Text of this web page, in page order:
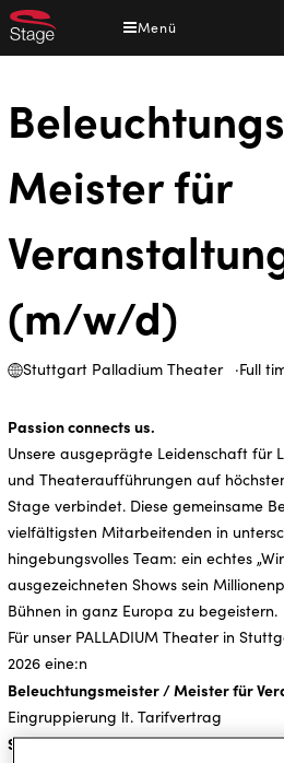
Direkt
zum
Menü
Meister für
(m/w/d)
Stuttgart Palladium Theater Full
Passion connects us.
Unsere ausgeprägte Leidenschaft für
und Theateraufführungen auf
Stage verbindet. Diese gemeinsame
vielfältigsten Mitarbeitenden in
hingebungsvolles Team: ein echtes
ausgezeichneten Shows sein
Bühnen in ganz Europa zu begeistern.
Für unser PALLADIUM Theater in
2026 eine:n
Beleuchtungsmeister / Meister für
Eingruppierung lt. Tarifvertrag
Starker Auftritt: Dein Job im Detail